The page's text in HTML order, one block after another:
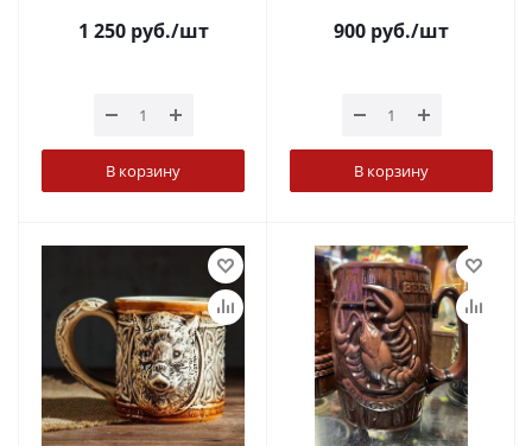
1 250руб./шт
В корзину
900 руб./шт
В корзину